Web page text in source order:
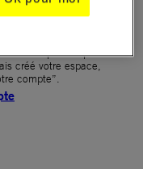
?
lorsque
créé votre espace,
compte”.